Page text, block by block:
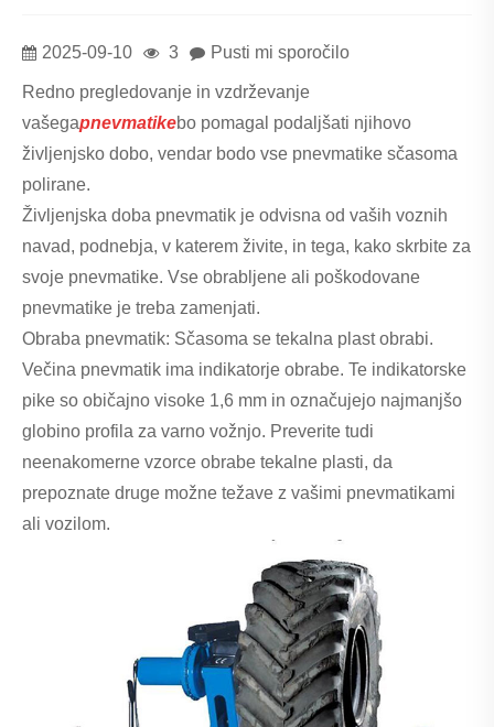
2025-09-10 3 Pusti mi sporočilo
Redno pregledovanje in vzdrževanje
vašegapnevmatikebo pomagal podaljšati njihovo
življenjsko dobo, vendar bodo vse pnevmatike sčasoma
polirane.
Življenjska doba pnevmatik je odvisna od vaših voznih
navad, podnebja, v katerem živite, in tega, kako skrbite za
svoje pnevmatike. Vse obrabljene ali poškodovane
pnevmatike je treba zamenjati.
Obraba pnevmatik: Sčasoma se tekalna plast obrabi.
Večina pnevmatik ima indikatorje obrabe. Te indikatorske
pike so običajno visoke 1,6 mm in označujejo najmanjšo
globino profila za varno vožnjo. Preverite tudi
neenakomerne vzorce obrabe tekalne plasti, da
prepoznate druge možne težave z vašimi pnevmatikami
ali vozilom.